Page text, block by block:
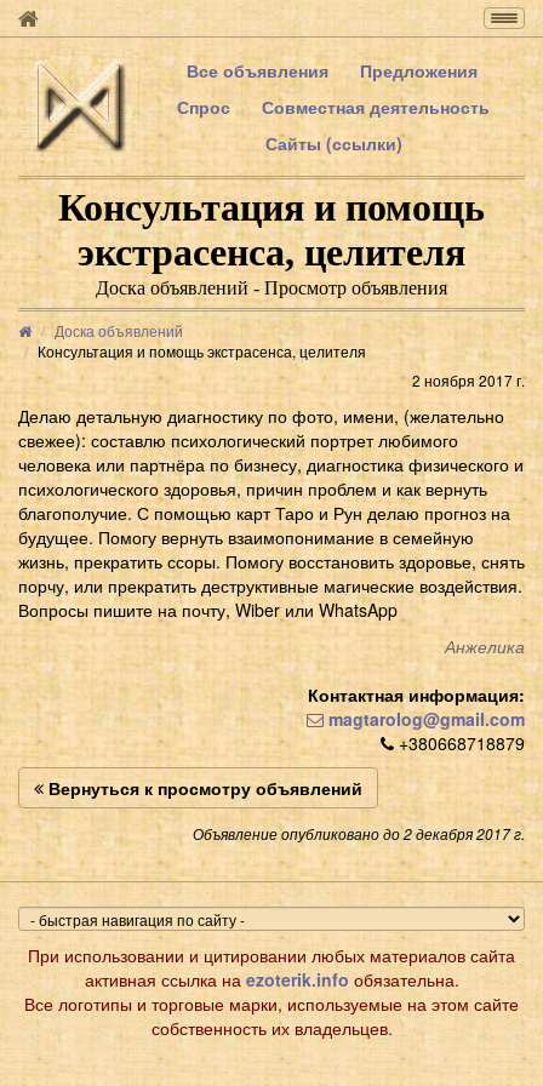
Все объявления
Предложения
Спрос
Совместная деятельность
Сайты (ссылки)
Консультация и помощь
экстрасенса, целителя
Доска объявлений - Просмотр объявления
Доска объявлений
Консультация и помощь экстрасенса, целителя
2 ноября 2017 г.
Делаю детальную диагностику по фото, имени, (желательно
свежее): составлю психологический портрет любимого
человека или партнёра по бизнесу, диагностика физического и
психологического здоровья, причин проблем и как вернуть
благополучие. С помощью карт Таро и Рун делаю прогноз на
будущее. Помогу вернуть взаимопонимание в семейную
жизнь, прекратить ссоры. Помогу восстановить здоровье, снять
порчу, или прекратить деструктивные магические воздействия.
Вопросы пишите на почту, Wiber или WhatsApp
Анжелика
Контактная информация:
magtarolog@gmail.com
+380668718879
Вернуться к просмотру объявлений
Объявление опубликовано до 2 декабря 2017 г.
При использовании и цитировании любых материалов сайта
активная ссылка на ezoterik.info обязательна.
Все логотипы и торговые марки, используемые на этом сайте
собственность их владельцев.